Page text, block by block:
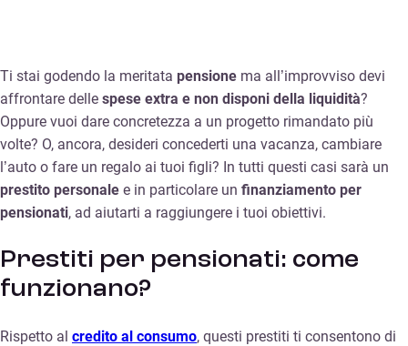
Ti stai godendo la meritata pensione ma all’improvviso devi
affrontare delle spese extra e non disponi della liquidità?
Oppure vuoi dare concretezza a un progetto rimandato più
volte? O, ancora, desideri concederti una vacanza, cambiare
l’auto o fare un regalo ai tuoi figli? In tutti questi casi sarà un
prestito personale e in particolare un finanziamento per
pensionati, ad aiutarti a raggiungere i tuoi obiettivi.
Prestiti per pensionati: come
funzionano?
Rispetto al credito al consumo, questi prestiti ti consentono di